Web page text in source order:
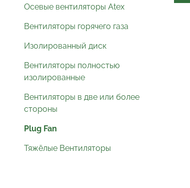
Осевые вентиляторы Atex
Вентиляторы горячего газа
Изолированный диск
Вентиляторы полностью
изолированные
Вентиляторы в две или более
стороны
Plug Fan
Тяжёлые Вентиляторы